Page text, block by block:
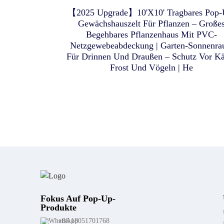
Atmungsaktives Netzgewebe
Tragbare Tragetasche Mit
Monitor-/Ventilatortaschen
Pop-Up-Sonnenschutzzelt
Atmungsaktiven Netztüren,
Tragbares Campingzelt Mit
Abnehmbarem,
【2025 Upgrade】10'X10' Tragbares
Gewächshauszelt Für Pflanzen –
Begehbares Pflanzenhaus Mit PVC-
Netzgewebeabdeckung | Garten-
Für Drinnen Und Draußen – Schutz Vor
Frost Und Vögeln | He
Fokus Auf Pop-Up-
Produkte
+86 18051701768